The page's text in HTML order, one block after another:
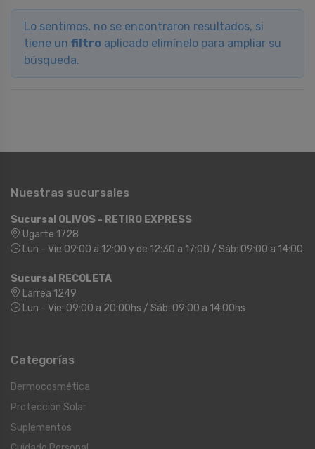
Lo sentimos, no se encontraron resultados, si
tiene un filtro aplicado elimínelo para ampliar su
búsqueda.
Nuestras sucursales
Sucursal OLIVOS - RETIRO EXPRESS
Ugarte 1728
Lun - Vie 09:00 a 12:00 y de 12:30 a 17:00 / Sáb: 09:00 a 14:00
Sucursal RECOLETA
Larrea 1249
Lun - Vie: 09:00 a 20:00hs / Sáb: 09:00 a 14:00hs
Categorías
Dermocosmética
Protección Solar
Suplementos